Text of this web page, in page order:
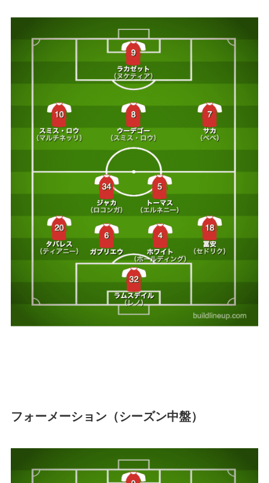
フォーメーション（シーズン中盤）